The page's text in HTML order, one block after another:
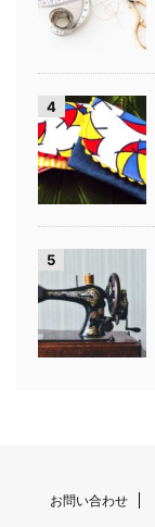
4
5
お問い合わせ